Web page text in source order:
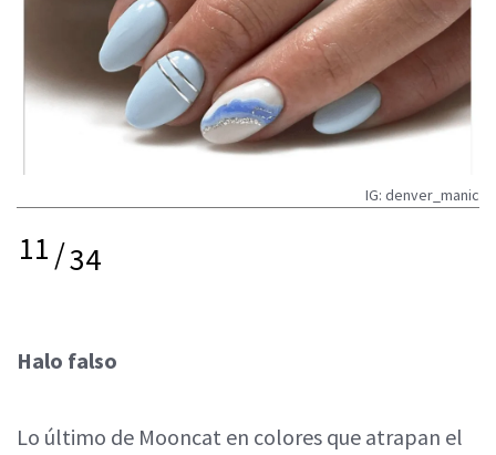
IG: denver_manic
11/34
Halo falso
Lo último de Mooncat en colores que atrapan el